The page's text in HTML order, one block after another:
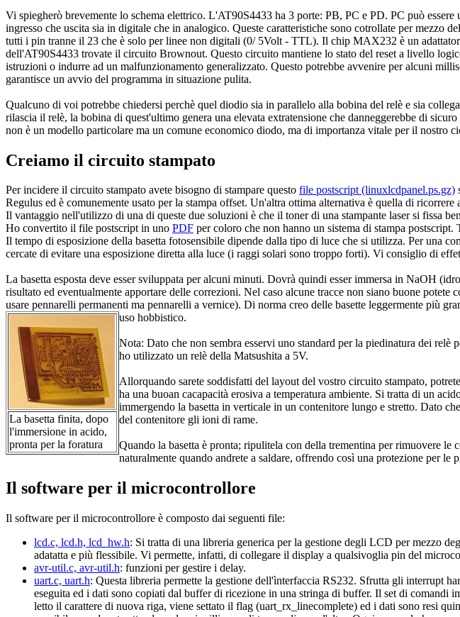
Vi spiegherò brevemente lo schema elettrico. L'AT90S4433 ha 3 porte: PB, PC e PD. PC può
ingresso che uscita sia in digitale che in analogico. Queste caratteristiche sono cotrollate per
tutti i pin tranne il 23 che è solo per linee non digitali (0/ 5Volt - TTL). Il chip MAX232 è un
dell'AT90S4433 trovate il circuito Brownout. Questo circuito mantiene lo stato del reset a livello
istruzioni o indurre ad un malfunzionamento generalizzato. Questo potrebbe avvenire per alcuni
garantisce un avvio del programma in situazione pulita.
Qualcuno di voi potrebbe chiedersi perchè quel diodio sia in parallelo alla bobina del relè e sia
rilascia il relè, la bobina di quest'ultimo genera una elevata extratensione che danneggerebbe di
non è un modello particolare ma un comune economico diodo, ma di importanza vitale per il nostro
Creiamo il circuito stampato
Per incidere il circuito stampato avete bisogno di stampare questo file postscript (linuxlcdpanel.ps.gz)
Regulus ed è comunemente usato per la stampa offset. Un'altra ottima alternativa è quella di
Il vantaggio nell'utilizzo di una di queste due soluzioni è che il toner di una stampante laser si fissa
Ho convertito il file postscript in uno PDF per coloro che non hanno un sistema di stampa postscript.
Il tempo di esposizione della basetta fotosensibile dipende dalla tipo di luce che si utilizza. Per una
cercate di evitare una esposizione diretta alla luce (i raggi solari sono troppo forti). Vi consiglio di
La basetta esposta deve esser sviluppata per alcuni minuti. Dovrà quindi esser immersa in NaOH
risultato ed eventualmente apportare delle correzioni. Nel caso alcune tracce non siano buone
usare pennarelli permanenti ma pennarelli a vernice). Di norma creo delle basette leggermente più
uso hobbistico.
La basetta finita, dopo
l'immersione in acido,
pronta per la foratura
Nota: Dato che non sembra esservi uno standard per la piedinatura dei
ho utilizzato un relè della Matsushita a 5V.
Allorquando sarete soddisfatti del layout del vostro circuito stampato,
ha una buoan cacapacità erosiva a temperatura ambiente. Si tratta di un
immergendo la basetta in verticale in un contenitore lungo e stretto. Dato
del contenitore gli ioni di rame.
Quando la basetta è pronta; ripulitela con della trementina per rimuovere
naturalmente quando andrete a saldare, offrendo così una protezione per le
Il software per il microcontrollore
Il software per il microcontrollore è composto dai seguenti file:
lcd.c, lcd.h, lcd_hw.h: Si tratta di una libreria generica per la gestione degli LCD per mezzo
adatatta e più flessibile. Vi permette, infatti, di collegare il display a qualsivoglia pin del
avr-util.c, avr-util.h: funzioni per gestire i delay.
uart.c, uart.h: Questa libreria permette la gestione dell'ìnterfaccia RS232. Sfrutta gli
eseguita ed i dati sono copiati dal buffer di ricezione in una stringa di buffer. Il set di
letto il carattere di nuova riga, viene settato il flag (uart_rx_linecomplete) ed i dati sono resi